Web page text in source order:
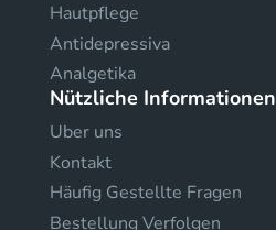
Hautpflege
Antidepressiva
Analgetika
Nützliche Informationen
Uber uns
Kontakt
Häufig Gestellte Fragen
Bestellung Verfolgen